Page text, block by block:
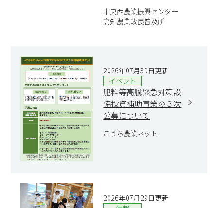
中央西農業振興センター
高知農業改良普及所
2026年07月30日更新
イベント
肥料等高騰緊急対策設
備投資補助事業の３次
公募について
こうち農業ネット
2026年07月29日更新